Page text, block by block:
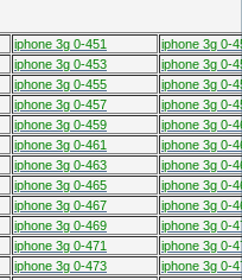
iphone 3g 0-451
iphone 3g 0-
iphone 3g 0-453
iphone 3g 0-
iphone 3g 0-455
iphone 3g 0-
iphone 3g 0-457
iphone 3g 0-
iphone 3g 0-459
iphone 3g 0-
iphone 3g 0-461
iphone 3g 0-
iphone 3g 0-463
iphone 3g 0-
iphone 3g 0-465
iphone 3g 0-
iphone 3g 0-467
iphone 3g 0-
iphone 3g 0-469
iphone 3g 0-
iphone 3g 0-471
iphone 3g 0-
iphone 3g 0-473
iphone 3g 0-